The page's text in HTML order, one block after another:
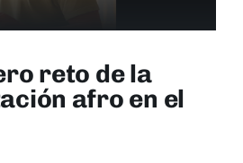
reto de la
afro en el